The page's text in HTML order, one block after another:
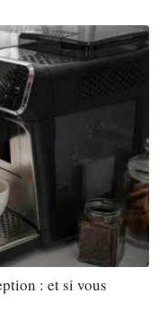
: et si vous